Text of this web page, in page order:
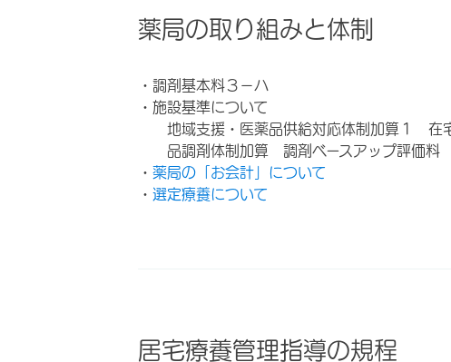
薬局の取り組みと体制
・調剤基本料３－ハ
・施設基準について
地域支援・医薬品供給対応体制加算１
品調剤体制加算 調剤ベースアップ評価料
・ 薬局の「お会計」について
・ 選定療養について
居宅療養管理指導の規程